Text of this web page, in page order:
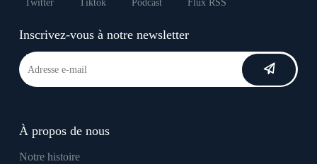
Twitter Tiktok Podcast Flux RSS
Inscrivez-vous à notre newsletter
À propos de nous
Notre histoire